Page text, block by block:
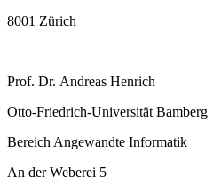
8001 Zürich
Prof. Dr. Andreas Henrich
Otto-Friedrich-Universität Bamberg
Bereich Angewandte Informatik
An der Weberei 5